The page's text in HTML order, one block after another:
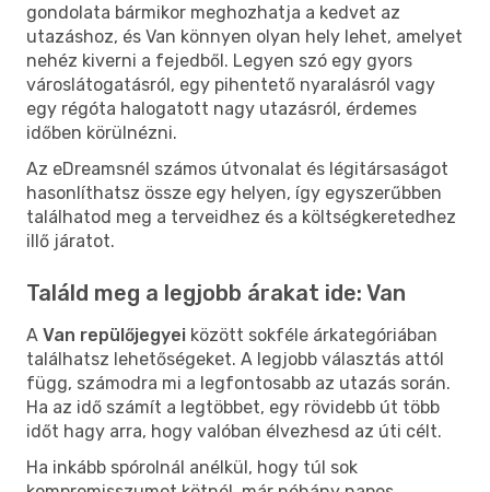
gondolata bármikor meghozhatja a kedvet az
utazáshoz, és Van könnyen olyan hely lehet, amelyet
nehéz kiverni a fejedből. Legyen szó egy gyors
városlátogatásról, egy pihentető nyaralásról vagy
egy régóta halogatott nagy utazásról, érdemes
időben körülnézni.
Az eDreamsnél számos útvonalat és légitársaságot
hasonlíthatsz össze egy helyen, így egyszerűbben
találhatod meg a terveidhez és a költségkeretedhez
illő járatot.
Találd meg a legjobb árakat ide: Van
A Van repülőjegyei között sokféle árkategóriában
találhatsz lehetőségeket. A legjobb választás attól
függ, számodra mi a legfontosabb az utazás során.
Ha az idő számít a legtöbbet, egy rövidebb út több
időt hagy arra, hogy valóban élvezhesd az úti célt.
Ha inkább spórolnál anélkül, hogy túl sok